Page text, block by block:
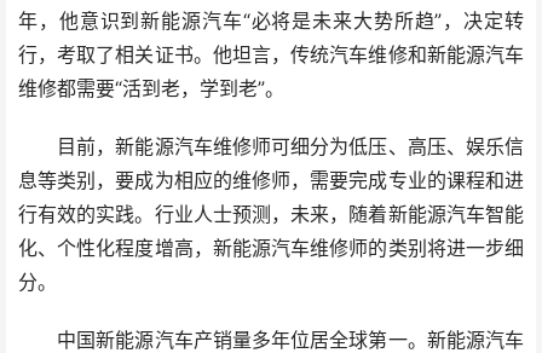
年，他意识到新能源汽车“必将是未来大势所趋”，决定转
行，考取了相关证书。他坦言，传统汽车维修和新能源汽车
维修都需要“活到老，学到老”。
目前，新能源汽车维修师可细分为低压、高压、娱乐信
息等类别，要成为相应的维修师，需要完成专业的课程和进
行有效的实践。行业人士预测，未来，随着新能源汽车智能
化、个性化程度增高，新能源汽车维修师的类别将进一步细
分。
中国新能源汽车产销量多年位居全球第一。新能源汽车